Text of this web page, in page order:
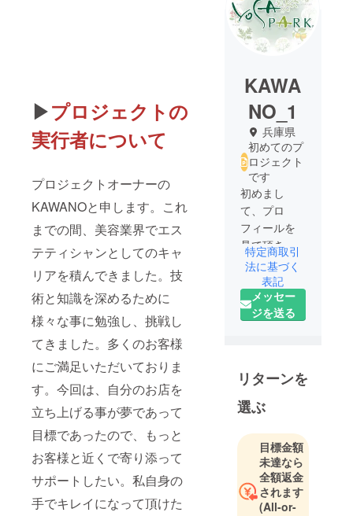
▶プロジェクトの
実行者について
プロジェクトオーナーの
KAWANOと申します。これ
までの間、美容業界でエス
テティシャンとしてのキャ
リアを積んできました。技
術と知識を深めるために
様々な事に勉強し、挑戦し
てきました。多くのお客様
にご満足いただいておりま
す。今回は、自分のお店を
立ち上げる事が夢であって
目標であったので、もっと
お客様と近くで寄り添って
サポートしたい。私自身の
手でキレイになって頂けた
KAWA
NO_1
兵庫県
初めてのプ
ロジェクト
です
初めまし
て、プロ
フィールを
見て頂きあ
りがとうご
ざいます。
プロジェク
トオーナー
容エステサ
ロン
YOSAPARK
.Ryu-
Ryu(リュー
リュ)を開業
したいと思
いプロジェ
特定商取引
法に基づく
表記
メッセー
ジを送る
リターンを
選ぶ
目標金額
未達なら
全額返金
されます
(All-or-